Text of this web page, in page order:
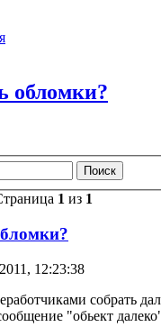
обломки?
1 из 1
12:23:38
собрать
"обьект